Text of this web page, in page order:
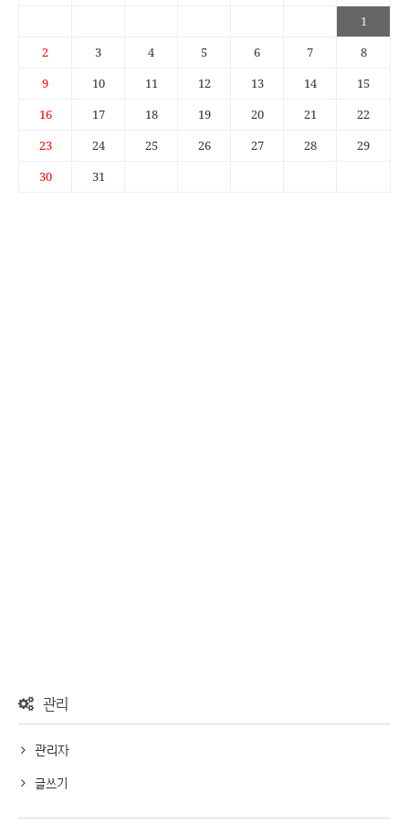
1
2
3 4 5 6 7
8
9
10 11 12 13 14
15
16
17 18 19 20 21
22
23
24 25 26 27 28
29
30
31
관리
관리자
글쓰기